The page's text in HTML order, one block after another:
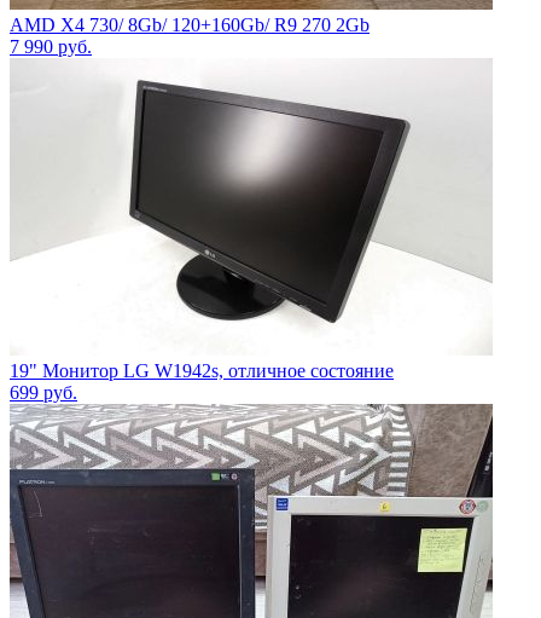
AMD X4 730/ 8Gb/ 120+160Gb/ R9 270 2Gb
7 990 руб.
19" Монитор LG W1942s, отличное состояние
699 руб.